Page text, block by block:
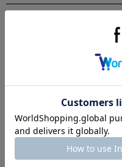
この夏の主役確定！